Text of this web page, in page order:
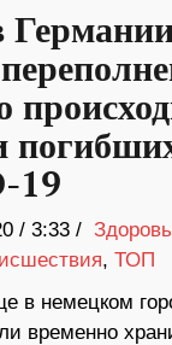
19
/ 3:33 /
, ТОП
в немецком
временно